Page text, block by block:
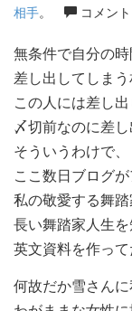
相手。 コメン
無条件で自分の
差し出してしまう
この人には差し出
〆切前なのに差
そういうわけで、
ここ数日ブログ
私の敬愛する舞
長い舞踏家人生
英文資料を作って
何故だか雪さんに